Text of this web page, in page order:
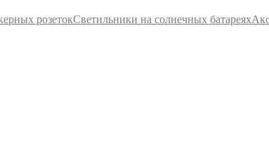
розетокСветильники на солнечных батареях